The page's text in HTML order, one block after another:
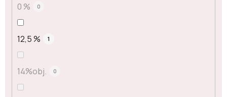
0 % 0
12,5 % 1
14%obj. 0